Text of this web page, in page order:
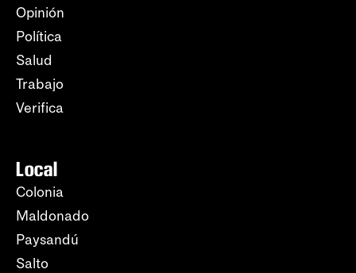
Opinión
Política
Salud
Trabajo
Verifica
Local
Colonia
Maldonado
Paysandú
Salto